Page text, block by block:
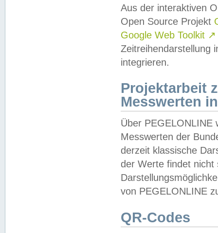
Aus der interaktiven
Open Source Projekt
Google Web Toolkit ↗
Zeitreihendarstellung
integrieren.
Projektarbeit
Messwerten
Über PEGELONLINE
Messwerten der
derzeit klassische
der Werte findet
von PEGELONLINE
QR-Codes